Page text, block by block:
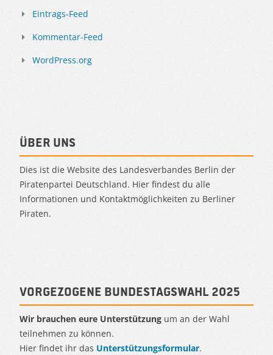
Eintrags-Feed
Kommentar-Feed
WordPress.org
Über uns
Dies ist die Website des Landesverbandes Berlin der
Piratenpartei Deutschland. Hier findest du alle
Informationen und Kontaktmöglichkeiten zu Berliner
Piraten.
Vorgezogene Bundestagswahl 2025
Wir brauchen eure Unterstützung um an der Wahl
teilnehmen zu können.
Hier findet ihr das Unterstützungsformular.